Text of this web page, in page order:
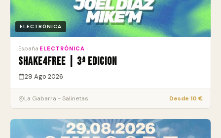
ELECTRÓNICA
España ELECTRÓNICA
SHAKE4FREE | 3ª EDICION
29 Ago 2026
La Gabarra - Salinetas Desde 10 €